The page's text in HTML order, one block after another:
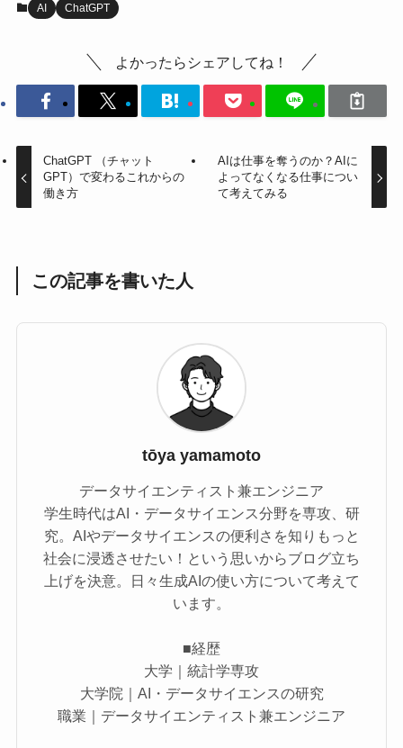
AI ChatGPT
よかったらシェアしてね！
ChatGPT （チャット
GPT）で変わるこれからの
働き方
AIは仕事を奪うのか？AIに
よってなくなる仕事につい
て考えてみる
この記事を書いた人
tōya yamamoto
データサイエンティスト兼エンジニア
学生時代はAI・データサイエンス分野を専攻、研
究。AIやデータサイエンスの便利さを知りもっと
社会に浸透させたい！という思いからブログ立ち
上げを決意。日々生成AIの使い方について考えて
います。
■経歴
大学｜統計学専攻
大学院｜AI・データサイエンスの研究
職業｜データサイエンティスト兼エンジニア